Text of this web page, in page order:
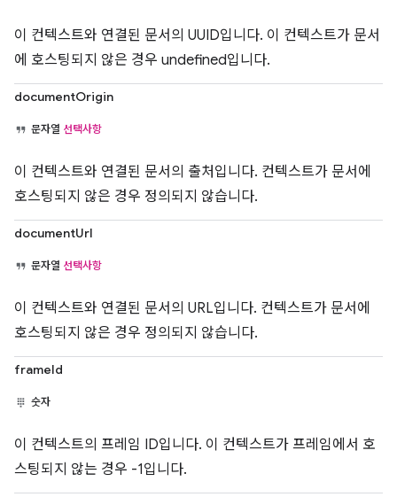
이 컨텍스트와 연결된 문서의 UUID입니다. 이 컨텍스트가 문서
에 호스팅되지 않은 경우 undefined입니다.
documentOrigin
문자열 선택사항
이 컨텍스트와 연결된 문서의 출처입니다. 컨텍스트가 문서에
호스팅되지 않은 경우 정의되지 않습니다.
documentUrl
문자열 선택사항
이 컨텍스트와 연결된 문서의 URL입니다. 컨텍스트가 문서에
호스팅되지 않은 경우 정의되지 않습니다.
frameId
숫자
이 컨텍스트의 프레임 ID입니다. 이 컨텍스트가 프레임에서 호
스팅되지 않는 경우 -1입니다.